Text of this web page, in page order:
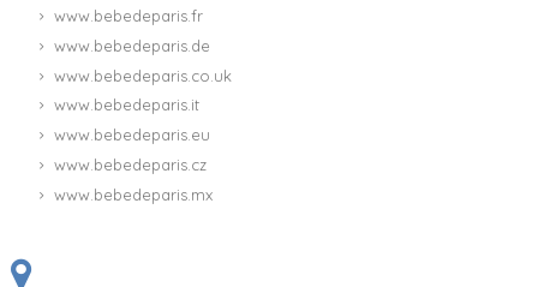
www.bebedeparis.fr
www.bebedeparis.de
www.bebedeparis.co.uk
www.bebedeparis.it
www.bebedeparis.eu
www.bebedeparis.cz
www.bebedeparis.mx